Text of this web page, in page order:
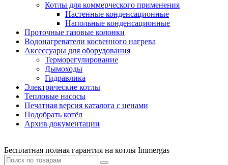
Котлы для коммерческого применения
Настенные конденсационные
Напольные конденсационные
Проточные газовые колонки
Водонагреватели косвенного нагрева
Аксессуары для оборудования
Терморегулирование
Дымоходы
Гидравлика
Электрические котлы
Тепловые насосы
Печатная версия каталога с ценами
Подобрать котёл
Архив документации
Бесплатная полная гарантия на котлы Immergas